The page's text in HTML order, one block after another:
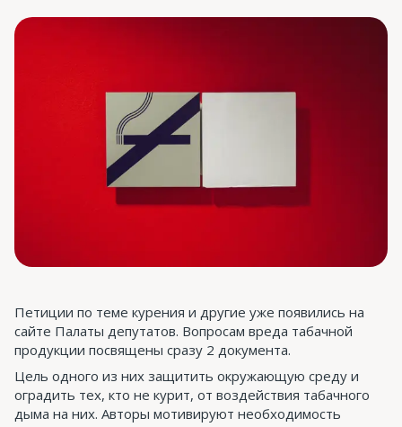
Петиции по теме курения и другие уже появились на
сайте Палаты депутатов. Вопросам вреда табачной
продукции посвящены сразу 2 документа.
Цель одного из них защитить окружающую среду и
оградить тех, кто не курит, от воздействия табачного
дыма на них. Авторы мотивируют необходимость